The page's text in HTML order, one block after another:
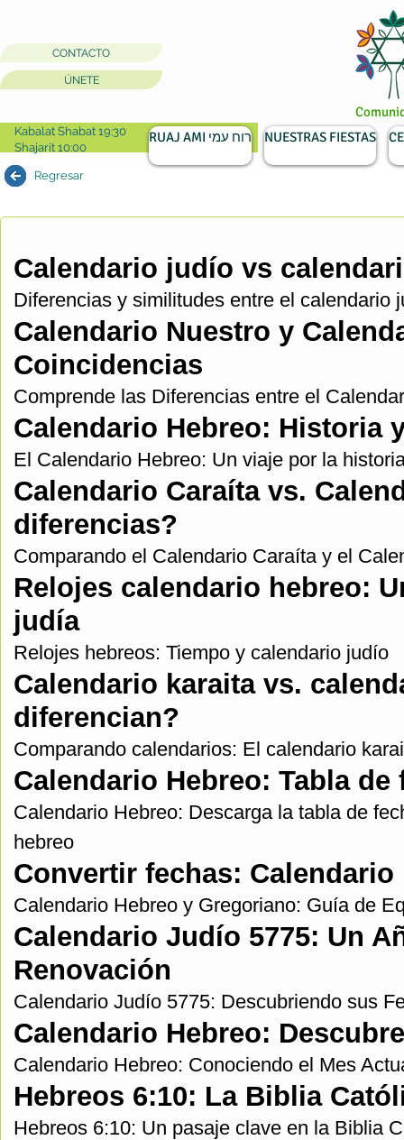
CONTACTO
ÚNETE
Kabalat Shabat 19:30
Shajarit 10:00
Regresar
Calendario judío vs
Diferencias y similitudes entre el calendario
Calendario Nuestro y
Coincidencias
Comprende las Diferencias entre el
Calendario Hebreo: Historia
El Calendario Hebreo: Un viaje por la
Calendario Caraíta vs.
diferencias?
Comparando el Calendario Caraíta y el
Relojes calendario hebreo:
judía
Relojes hebreos: Tiempo y calendario judío
Calendario karaita vs.
diferencian?
Comparando calendarios: El calendario
Calendario Hebreo: Tabla
Calendario Hebreo: Descarga la tabla de
hebreo
Convertir fechas:
Calendario Hebreo y Gregoriano: Guía de
Calendario Judío 5775: Un
Renovación
Calendario Judío 5775: Descubriendo sus
Calendario Hebreo:
Calendario Hebreo: Conociendo el Mes
Hebreos 6:10: La Biblia
Hebreos 6:10: Un pasaje clave en la Biblia
RUAJ AMI רוח עמי NUESTRAS FIESTAS